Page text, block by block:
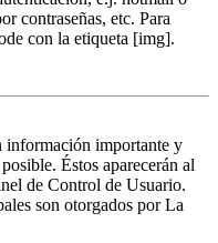
contraseñas, etc. Para
con la etiqueta [img].
información importante y
Éstos aparecerán al
de Control de Usuario.
son otorgados por La